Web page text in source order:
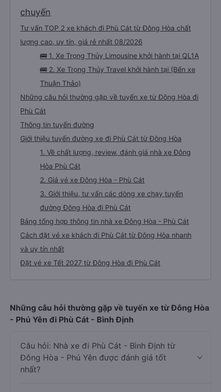
chuyến
Tư vấn TOP 2 xe khách đi Phù Cát từ Đông Hòa chất
lượng cao, uy tín, giá rẻ nhất 08/2026
🚌 1. Xe Trọng Thủy Limousine khởi hành tại QL1A
🚌 2. Xe Trọng Thủy Travel khởi hành tại (Bến xe
Thuận Thảo)
Những câu hỏi thường gặp về tuyến xe từ Đông Hòa đi
Phù Cát
Thông tin tuyến đường
Giới thiệu tuyến đường xe đi Phù Cát từ Đông Hòa
1. Về chất lượng, review, đánh giá nhà xe Đông
Hòa Phù Cát
2. Giá vé xe Đông Hòa - Phù Cát
3. Giới thiệu, tư vấn các dòng xe chạy tuyến
đường Đông Hòa đi Phù Cát
Bảng tổng hợp thông tin nhà xe Đông Hòa - Phù Cát
Cách đặt vé xe khách đi Phù Cát từ Đông Hòa nhanh
và uy tín nhất
Đặt vé xe Tết 2027 từ Đông Hòa đi Phù Cát
Những câu hỏi thường gặp về tuyến xe từ Đông Hòa
- Phú Yên đi Phù Cát - Bình Định
Câu hỏi: Nhà xe đi Phù Cát - Bình Định từ
Đông Hòa - Phú Yên được đánh giá tốt
nhất?